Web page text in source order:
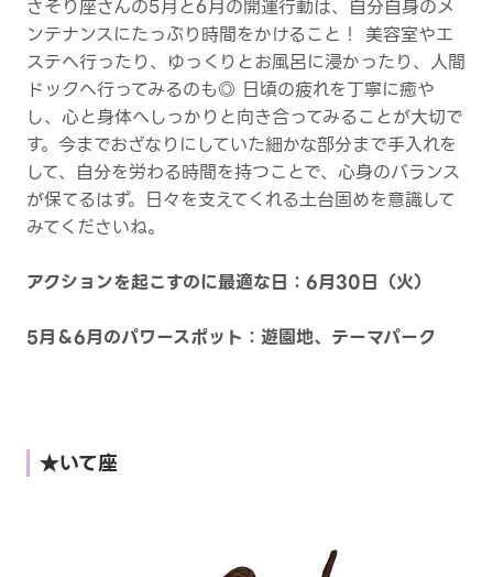
さそり座さんの5月と6月の開運行動は、自分自身のメ
ンテナンスにたっぷり時間をかけること！ 美容室やエ
ステへ行ったり、ゆっくりとお風呂に浸かったり、人間
ドックへ行ってみるのも◎ 日頃の疲れを丁寧に癒や
し、心と身体へしっかりと向き合ってみることが大切で
す。今までおざなりにしていた細かな部分まで手入れを
して、自分を労わる時間を持つことで、心身のバランス
が保てるはず。日々を支えてくれる土台固めを意識して
みてくださいね。
アクションを起こすのに最適な日：6月30日（火）
5月＆6月のパワースポット：遊園地、テーマパーク
★いて座